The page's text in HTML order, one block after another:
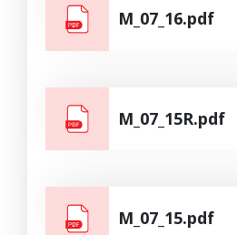
M_07_16.pdf
M_07_15R.pdf
M_07_15.pdf